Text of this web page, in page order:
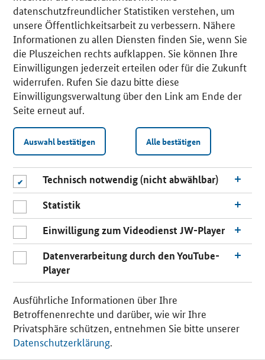
n
datenschutzfreundlicher Statistiken verstehen, um
unsere Öffentlichkeitsarbeit zu verbessern. Nähere
Informationen zu allen Diensten finden Sie, wenn Sie
die Pluszeichen rechts aufklappen. Sie können Ihre
Einwilligungen jederzeit erteilen oder für die Zukunft
widerrufen. Rufen Sie dazu bitte diese
Einwilligungsverwaltung über den Link am Ende der
Seite erneut auf.
Auswahl bestätigen Alle bestätigen
Technisch notwendig (nicht abwählbar)
Statistik
Einwilligung zum Videodienst JW-Player
Datenverarbeitung durch den YouTube-
Player
Ausführliche Informationen über Ihre
Betroffenenrechte und darüber, wie wir Ihre
Privatsphäre schützen, entnehmen Sie bitte unserer
Datenschutzerklärung.